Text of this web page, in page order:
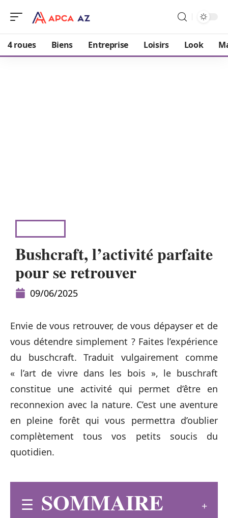
4 roues Biens Entreprise Loisirs Look
Bushcraft, l’activité parfaite
pour se retrouver
09/06/2025
Envie de vous retrouver, de vous dépayser et de
vous détendre simplement ? Faites l’expérience
du buschcraft. Traduit vulgairement comme
« l’art de vivre dans les bois », le buschraft
constitue une activité qui permet d’être en
reconnexion avec la nature. C’est une aventure
en pleine forêt qui vous permettra d’oublier
complètement tous vos petits soucis du
quotidien.
SOMMAIRE